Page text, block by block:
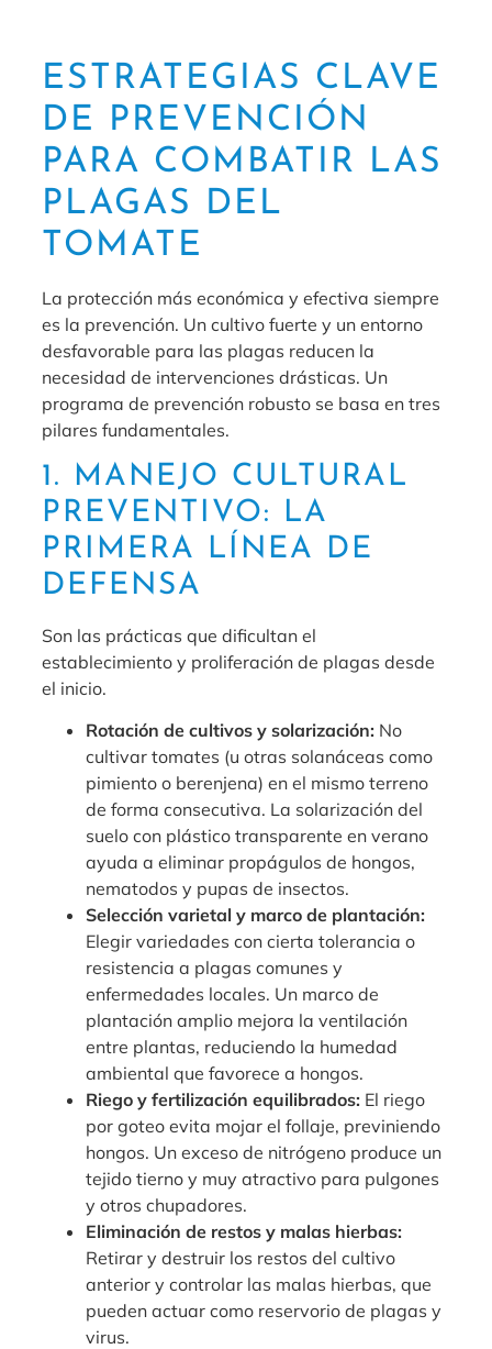
ESTRATEGIAS CLAVE
DE PREVENCIÓN
PARA COMBATIR LAS
PLAGAS DEL
TOMATE
La protección más económica y efectiva siempre
es la prevención. Un cultivo fuerte y un entorno
desfavorable para las plagas reducen la
necesidad de intervenciones drásticas. Un
programa de prevención robusto se basa en tres
pilares fundamentales.
1. MANEJO CULTURAL
PREVENTIVO: LA
PRIMERA LÍNEA DE
DEFENSA
Son las prácticas que dificultan el
establecimiento y proliferación de plagas desde
el inicio.
Rotación de cultivos y solarización: No
cultivar tomates (u otras solanáceas como
pimiento o berenjena) en el mismo terreno
de forma consecutiva. La solarización del
suelo con plástico transparente en verano
ayuda a eliminar propágulos de hongos,
nematodos y pupas de insectos.
Selección varietal y marco de plantación:
Elegir variedades con cierta tolerancia o
resistencia a plagas comunes y
enfermedades locales. Un marco de
plantación amplio mejora la ventilación
entre plantas, reduciendo la humedad
ambiental que favorece a hongos.
Riego y fertilización equilibrados: El riego
por goteo evita mojar el follaje, previniendo
hongos. Un exceso de nitrógeno produce un
tejido tierno y muy atractivo para pulgones
y otros chupadores.
Eliminación de restos y malas hierbas:
Retirar y destruir los restos del cultivo
anterior y controlar las malas hierbas, que
pueden actuar como reservorio de plagas y
virus.